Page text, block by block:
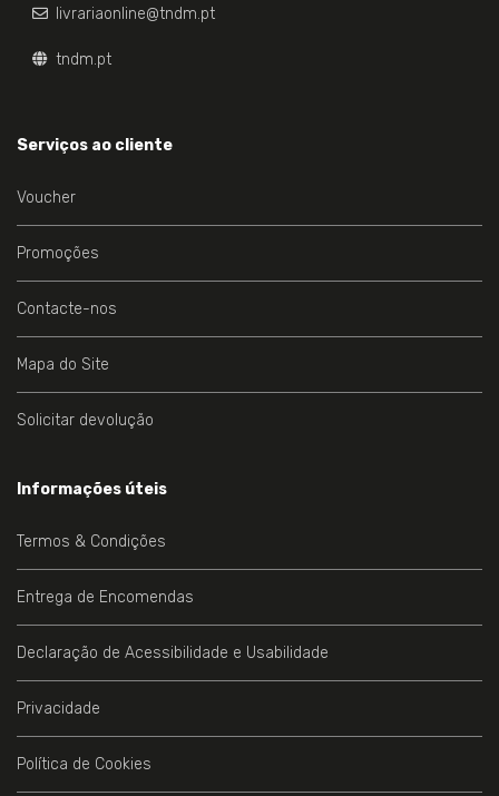
livrariaonline@tndm.pt
tndm.pt
Serviços ao cliente
Voucher
Promoções
Contacte-nos
Mapa do Site
Solicitar devolução
Informações úteis
Termos & Condições
Entrega de Encomendas
Declaração de Acessibilidade e Usabilidade
Privacidade
Política de Cookies